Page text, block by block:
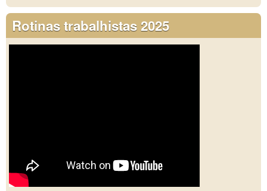
Rotinas trabalhistas 2025